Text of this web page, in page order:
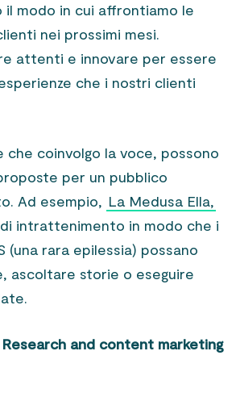
il modo in cui affrontiamo le
nei prossimi mesi.
attenti e innovare per essere
che i nostri clienti
che coinvolgo la voce, possono
per un pubblico
Ad esempio, La Medusa Ella,
intrattenimento in modo che i
(una rara epilessia) possano
ascoltare storie o eseguire
and content marketing